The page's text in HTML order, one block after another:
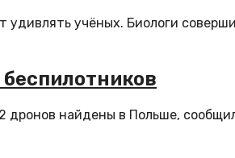
удивлять учёных. Биологи
дронов найдены в Польше,